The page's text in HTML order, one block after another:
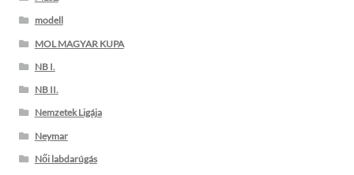
modell
MOL MAGYAR KUPA
NB I.
NB II.
Nemzetek Ligája
Neymar
Női labdarúgás